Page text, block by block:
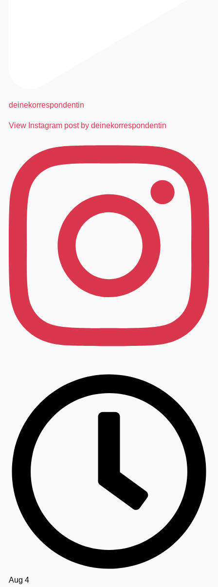
deinekorrespondentin
View Instagram post by deinekorrespondentin
Aug 4